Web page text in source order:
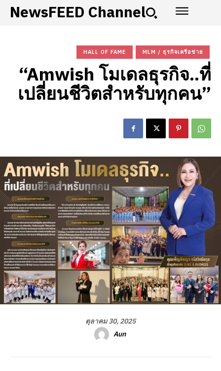
NewsFEED Channel
HALL OF FAME MLM / ธุรกิจเครือข่าย
“Amwish โมเดลธุรกิจ..ที่
เปลี่ยนชีวิตสำหรับทุกคน”
ตุลาคม 30, 2025
Aun